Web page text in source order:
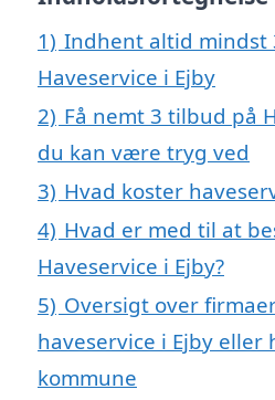
1) Indhent altid mindst
Haveservice i Ejby
2) Få nemt 3 tilbud på
du kan være tryg ved
3) Hvad koster
4) Hvad er med til at
Haveservice i Ejby?
5) Oversigt over
haveservice i Ejby eller
kommune